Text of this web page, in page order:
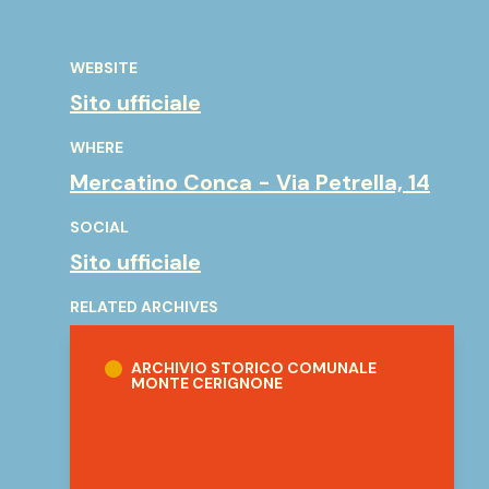
WEBSITE
Sito ufficiale
WHERE
Mercatino Conca - Via Petrella, 14
SOCIAL
Sito ufficiale
RELATED ARCHIVES
ARCHIVIO STORICO COMUNALE
MONTE CERIGNONE